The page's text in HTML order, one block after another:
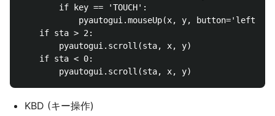
        if key == 'TOUCH':
            pyautogui.mouseUp(x, y, button='left')
    if sta > 2:
        pyautogui.scroll(sta, x, y)
    if sta < 0:
KBD (キー操作)